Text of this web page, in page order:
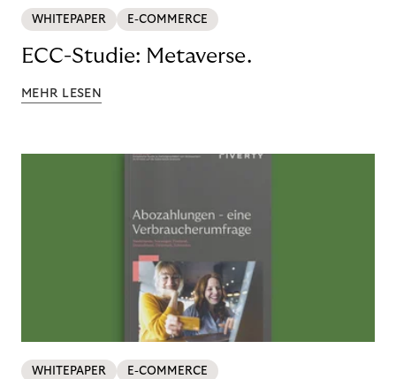
WHITEPAPER E-COMMERCE
ECC-Studie: Metaverse.
MEHR LESEN
WHITEPAPER E-COMMERCE